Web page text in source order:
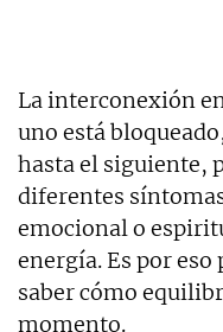
La interconexión
uno está
hasta el siguiente,
diferentes
emocional o
energía. Es por
saber cómo
momento.